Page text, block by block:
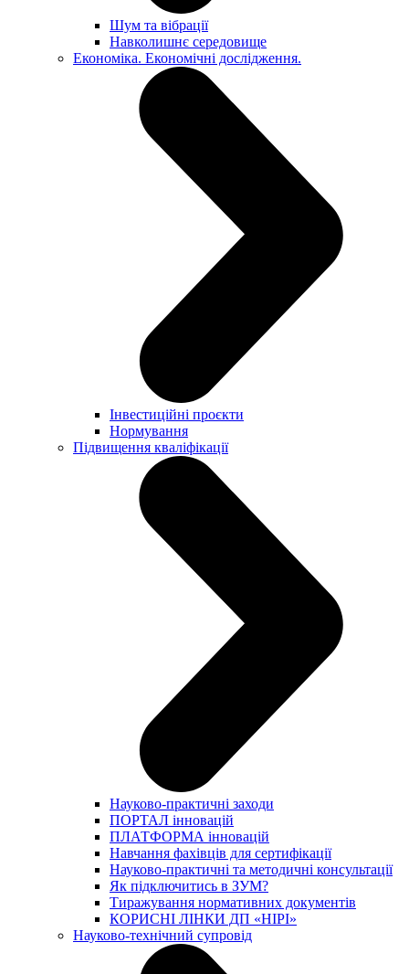
Шум та вібрації
Навколишнє середовище
Економіка. Економічні дослідження.
Інвестиційні проєкти
Нормування
Підвищення кваліфікації
Науково-практичні заходи
ПОРТАЛ інновацій
ПЛАТФОРМА інновацій
Навчання фахівців для сертифікації
Науково-практичні та методичні консультації
Як підключитись в ЗУМ?
Тиражування нормативних документів
КОРИСНІ ЛІНКИ ДП «НІРІ»
Науково-технічний супровід